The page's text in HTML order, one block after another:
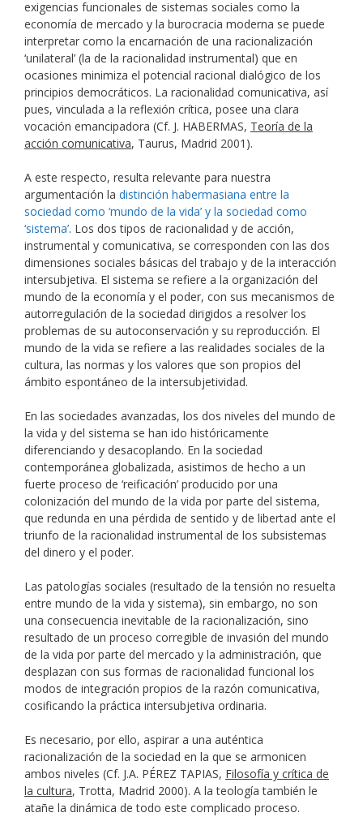
exigencias funcionales de sistemas sociales como la
economía de mercado y la burocracia moderna se puede
interpretar como la encarnación de una racionalización
‘unilateral’ (la de la racionalidad instrumental) que en
ocasiones minimiza el potencial racional dialógico de los
principios democráticos. La racionalidad comunicativa, así
pues, vinculada a la reflexión crítica, posee una clara
vocación emancipadora (Cf. J. HABERMAS, Teoría de la
acción comunicativa, Taurus, Madrid 2001).
A este respecto, resulta relevante para nuestra
argumentación la distinción habermasiana entre la
sociedad como ‘mundo de la vida’ y la sociedad como
‘sistema’. Los dos tipos de racionalidad y de acción,
instrumental y comunicativa, se corresponden con las dos
dimensiones sociales básicas del trabajo y de la interacción
intersubjetiva. El sistema se refiere a la organización del
mundo de la economía y el poder, con sus mecanismos de
autorregulación de la sociedad dirigidos a resolver los
problemas de su autoconservación y su reproducción. El
mundo de la vida se refiere a las realidades sociales de la
cultura, las normas y los valores que son propios del
ámbito espontáneo de la intersubjetividad.
En las sociedades avanzadas, los dos niveles del mundo de
la vida y del sistema se han ido históricamente
diferenciando y desacoplando. En la sociedad
contemporánea globalizada, asistimos de hecho a un
fuerte proceso de ‘reificación’ producido por una
colonización del mundo de la vida por parte del sistema,
que redunda en una pérdida de sentido y de libertad ante el
triunfo de la racionalidad instrumental de los subsistemas
del dinero y el poder.
Las patologías sociales (resultado de la tensión no resuelta
entre mundo de la vida y sistema), sin embargo, no son
una consecuencia inevitable de la racionalización, sino
resultado de un proceso corregible de invasión del mundo
de la vida por parte del mercado y la administración, que
desplazan con sus formas de racionalidad funcional los
modos de integración propios de la razón comunicativa,
cosificando la práctica intersubjetiva ordinaria.
Es necesario, por ello, aspirar a una auténtica
racionalización de la sociedad en la que se armonicen
ambos niveles (Cf. J.A. PÉREZ TAPIAS, Filosofía y crítica de
la cultura, Trotta, Madrid 2000). A la teología también le
atañe la dinámica de todo este complicado proceso.